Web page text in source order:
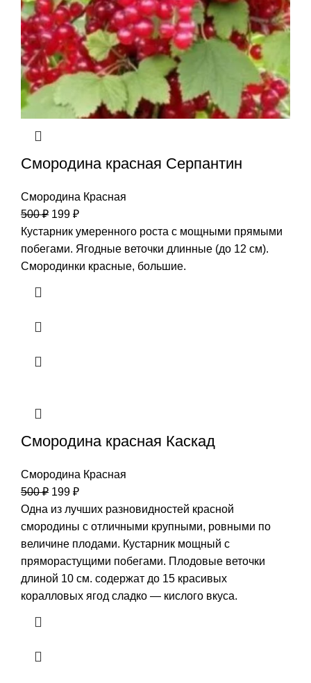
Смородина красная Серпантин
Смородина Красная
500₽ 199 ₽
Кустарник умеренного роста с мощными прямыми
побегами. Ягодные веточки длинные (до 12 см).
Смородинки красные, большие.
Смородина красная Каскад
Смородина Красная
500₽ 199 ₽
Одна из лучших разновидностей красной
смородины с отличными крупными, ровными по
величине плодами. Кустарник мощный с
пряморастущими побегами. Плодовые веточки
длиной 10 см. содержат до 15 красивых
коралловых ягод сладко — кислого вкуса.